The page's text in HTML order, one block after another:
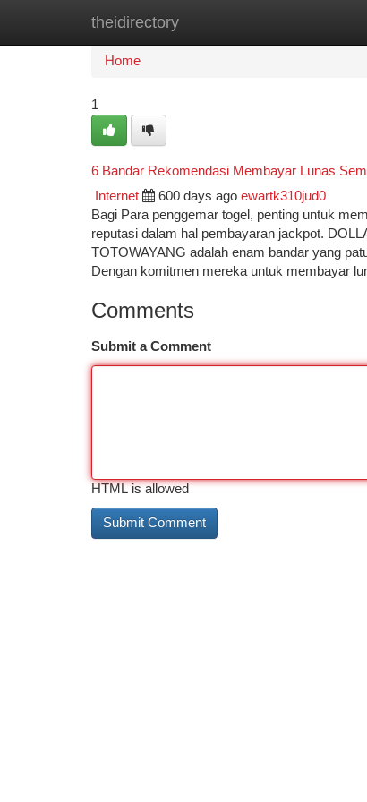
theidirectory
Home
Home
1
6 Bandar Rekomendasi Membayar Lunas
Internet 600 days ago ewartk310jud0
Bagi Para penggemar togel, penting untuk
reputasi dalam hal pembayaran jackpot.
TOTOWAYANG adalah enam bandar yang
Dengan komitmen mereka untuk membayar
Comments
Submit a Comment
HTML is allowed